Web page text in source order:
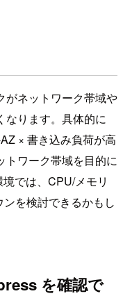
がネットワーク帯域や
なります。具体的に
× 書き込み負荷が高
トワーク帯域を目的に
では、CPU/メモリ
を検討できるかもし
を確認で